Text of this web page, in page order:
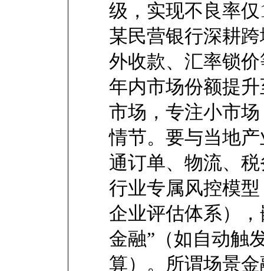
级，实现不良率
某民营银行深耕
外收款、汇率锁
年内市场份额提
市场，专注小市
情节。要与当地
通订单、物流、
行业专属风控模
企业评估体系）
金融”（如自动触
算）。所谓场景